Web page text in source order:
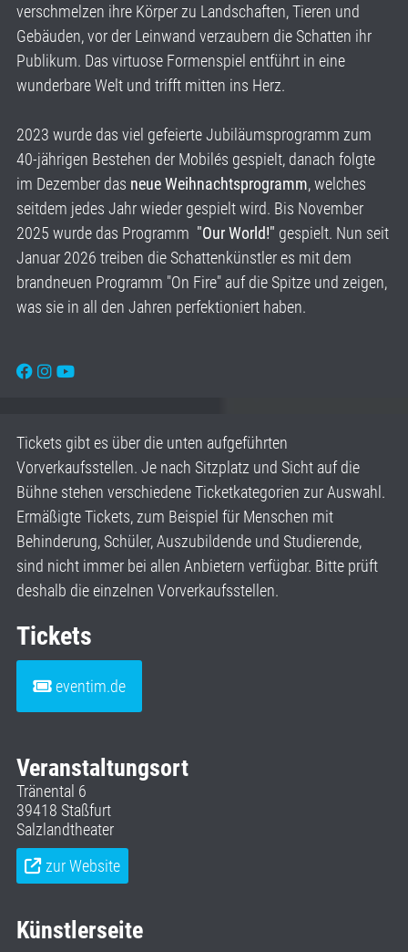
verschmelzen ihre Körper zu Landschaften, Tieren und
Gebäuden, vor der Leinwand verzaubern die Schatten ihr
Publikum. Das virtuose Formenspiel entführt in eine
wunderbare Welt und trifft mitten ins Herz.
2023 wurde das viel gefeierte Jubiläumsprogramm zum
40-jährigen Bestehen der Mobilés gespielt, danach folgte
im Dezember das neue Weihnachtsprogramm, welches
seitdem jedes Jahr wieder gespielt wird. Bis November
2025 wurde das Programm "Our World!" gespielt. Nun seit
Januar 2026 treiben die Schattenkünstler es mit dem
brandneuen Programm "On Fire" auf die Spitze und zeigen,
was sie in all den Jahren perfektioniert haben.
Tickets gibt es über die unten aufgeführten
Vorverkaufsstellen. Je nach Sitzplatz und Sicht auf die
Bühne stehen verschiedene Ticketkategorien zur Auswahl.
Ermäßigte Tickets, zum Beispiel für Menschen mit
Behinderung, Schüler, Auszubildende und Studierende,
sind nicht immer bei allen Anbietern verfügbar. Bitte prüft
deshalb die einzelnen Vorverkaufsstellen.
Tickets
eventim.de
Veranstaltungsort
Tränental 6
39418 Staßfurt
Salzlandtheater
zur Website
Künstlerseite